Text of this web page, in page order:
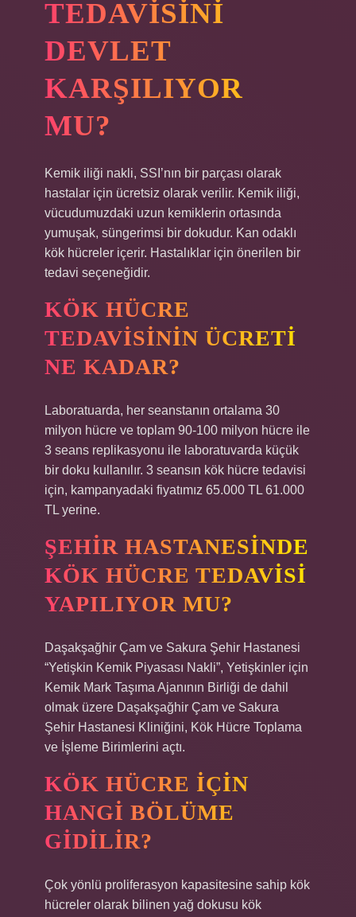
TEDAVISINI
DEVLET
KARŞILIYOR
MU?
Kemik iliği nakli, SSI’nın bir parçası olarak
hastalar için ücretsiz olarak verilir. Kemik iliği,
vücudumuzdaki uzun kemiklerin ortasında
yumuşak, süngerimsi bir dokudur. Kan odaklı
kök hücreler içerir. Hastalıklar için önerilen bir
tedavi seçeneğidir.
KÖK HÜCRE
TEDAVISININ ÜCRETI
NE KADAR?
Laboratuarda, her seanstanın ortalama 30
milyon hücre ve toplam 90-100 milyon hücre ile
3 seans replikasyonu ile laboratuvarda küçük
bir doku kullanılır. 3 seansın kök hücre tedavisi
için, kampanyadaki fiyatımız 65.000 TL 61.000
TL yerine.
ŞEHIR HASTANESINDE
KÖK HÜCRE TEDAVISI
YAPILIYOR MU?
Daşakşağhir Çam ve Sakura Şehir Hastanesi
“Yetişkin Kemik Piyasası Nakli”, Yetişkinler için
Kemik Mark Taşıma Ajanının Birliği de dahil
olmak üzere Daşakşağhir Çam ve Sakura
Şehir Hastanesi Kliniğini, Kök Hücre Toplama
ve İşleme Birimlerini açtı.
KÖK HÜCRE IÇIN
HANGI BÖLÜME
GIDILIR?
Çok yönlü proliferasyon kapasitesine sahip kök
hücreler olarak bilinen yağ dokusu kök